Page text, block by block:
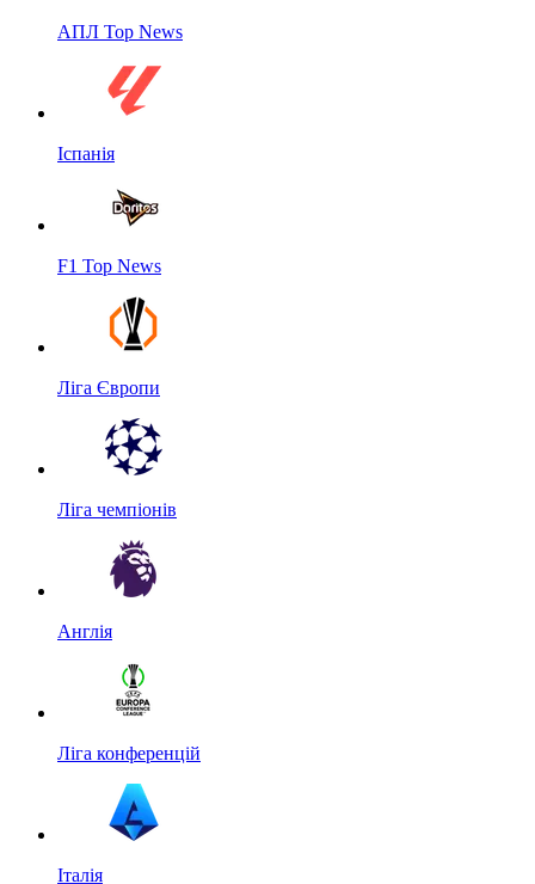
АПЛ Top News
Іспанія
F1 Top News
Ліга Європи
Ліга чемпіонів
Англія
Ліга конференцій
Італія